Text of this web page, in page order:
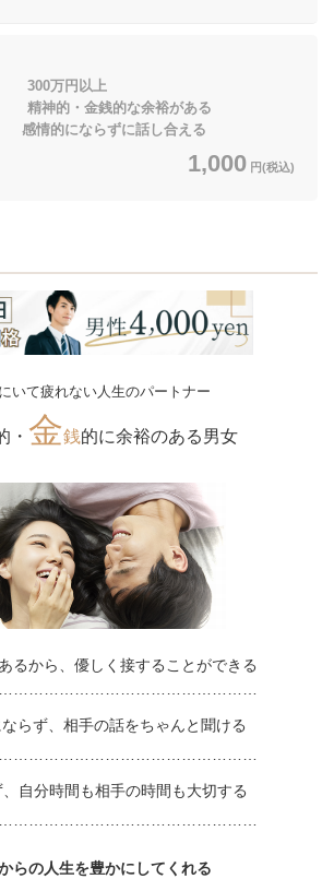
万円以上
精神的・金銭的な余裕がある
ならずに話し合える
1,000 円(税込)
いて疲れない人生のパートナー
・ 金銭的に余裕のある男女
るから、優しく接することができる
ならず、相手の話をちゃんと聞ける
自分時間も相手の時間も大切する
らの人生を豊かにしてくれる